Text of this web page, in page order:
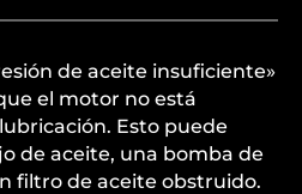
de aceite insuficiente»
el motor no está
Esto puede
de aceite, una bomba de
filtro de aceite obstruido.